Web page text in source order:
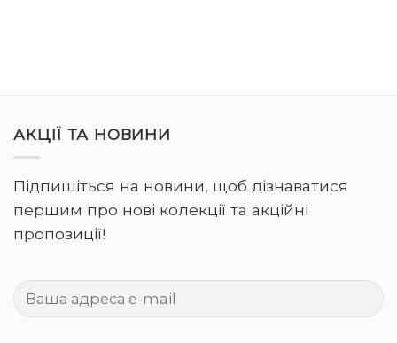
АКЦІЇ ТА НОВИНИ
Підпишіться на новини, щоб дізнаватися
першим про нові колекції та акційні
пропозиції!